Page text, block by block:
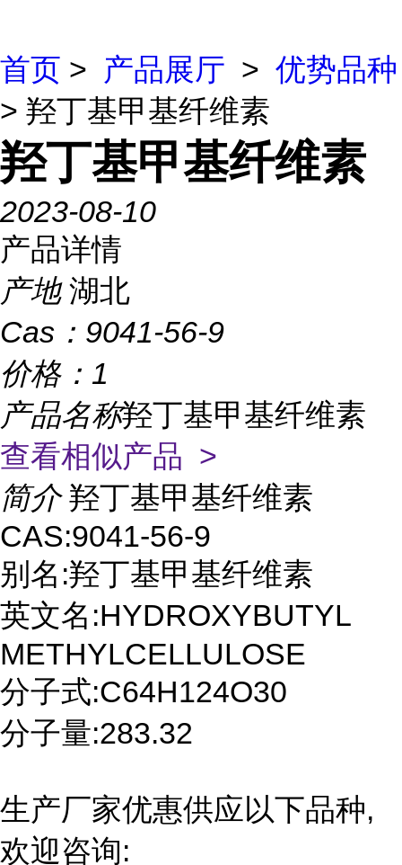
首页 > 产品展厅 > 优势品种
> 羟丁基甲基纤维素
羟丁基甲基纤维素
2023-08-10
产品详情
产地 湖北
Cas： 9041-56-9
价格： 1
产品名称羟丁基甲基纤维素
查看相似产品 >
简介 羟丁基甲基纤维素
CAS:9041-56-9
别名:羟丁基甲基纤维素
英文名:HYDROXYBUTYL
METHYLCELLULOSE
分子式:C64H124O30
分子量:283.32
生产厂家优惠供应以下品种,
欢迎咨询: